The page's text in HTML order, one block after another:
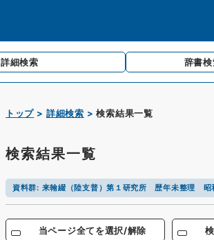
詳細検索 辞書
トップ 詳細検索 検索結果一覧
検索結果一覧
資料群: 来翰綴（陸支普）第１研究所 歴年未整理 昭
当ページ全てを選択/解除